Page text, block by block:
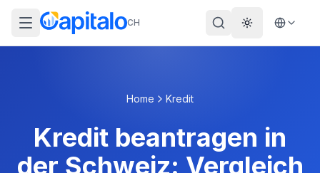
CH Theme
Home Kredit
Kredit beantragen in
der Schweiz: Vergleich